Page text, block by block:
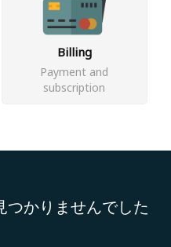
Billing
Payment and
subscription
つかりませんでした